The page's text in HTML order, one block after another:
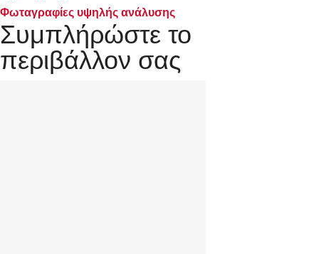
Φωταγραφίες υψηλής ανάλυσης
Συμπλήρώστε το
περιβάλλον σας